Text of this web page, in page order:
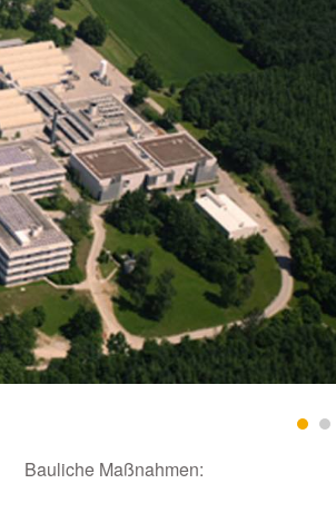
Bauliche Maßnahmen: